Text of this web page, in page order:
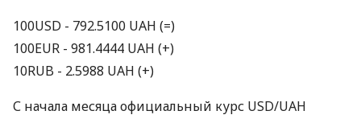
100USD - 792.5100 UAH (=)
100EUR - 981.4444 UAH (+)
10RUB - 2.5988 UAH (+)
С начала месяца официальный курс USD/UAH